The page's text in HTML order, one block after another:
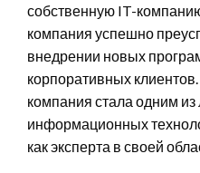
собственную IT-
компания успешно
внедрении новых
корпоративных
компания стала одним
информационных
как эксперта в своей